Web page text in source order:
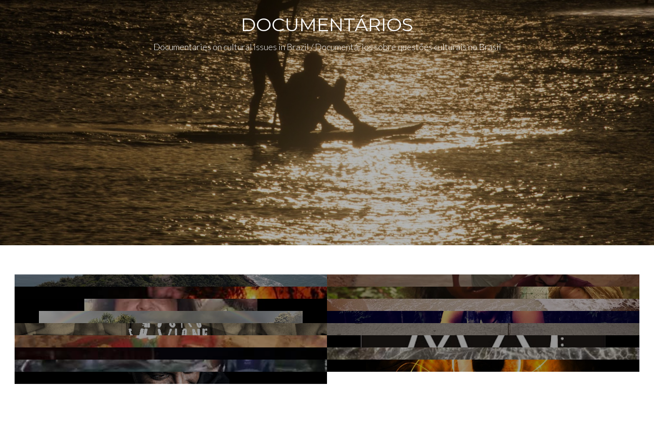
DOCUMENTÁRIOS
Documentaries on cultural issues in Brazil / Documentários sobre questões culturais no Brasil